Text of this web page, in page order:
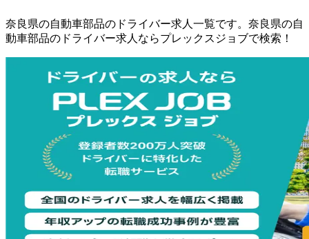
奈良県の自動車部品の ドライバー求人一覧です。 奈良県の自
動車部品の ドライバー求人ならプレックスジョブで検索！